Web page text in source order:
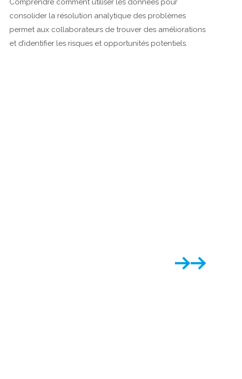
Comprendre comment utiliser les données pour
consolider la résolution analytique des problèmes
permet aux collaborateurs de trouver des améliorations
et d’identifier les risques et opportunités potentiels.